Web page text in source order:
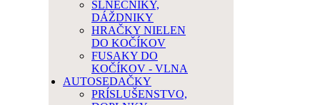
SLNEČNÍKY,
DÁŽDNIKY
HRAČKY NIELEN
DO KOČÍKOV
FUSAKY DO
KOČÍKOV - VLNA
AUTOSEDAČKY
PRÍSLUŠENSTVO,